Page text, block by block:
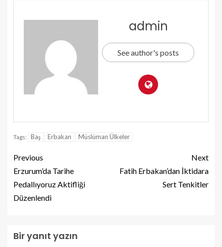
admin
See author's posts
Tags: Baş Erbakan Müslüman Ülkeler
Previous
Erzurum’da Tarihe
Pedallıyoruz Aktifliği
Düzenlendi
Next
Fatih Erbakan’dan İktidara
Sert Tenkitler
Bir yanıt yazın